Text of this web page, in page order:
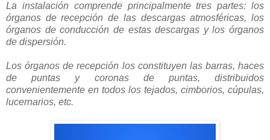
La instalación comprende principalmente tres partes: los
órganos de recepción de las descargas atmosféricas, los
órganos de conducción de estas descargas y los órganos
de dispersión.
Los órganos de recepción los constituyen las barras, haces
de puntas y coronas de puntas, distribuidos
convenientemente en todos los tejados, cimborios, cúpulas,
lucernarios, etc.